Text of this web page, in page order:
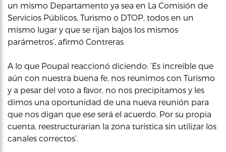
un mismo Departamento ya sea en La Comisión de
Servicios Públicos, Turismo o DTOP, todos en un
mismo lugar y que se rijan bajos los mismos
parámetros’, afirmó Contreras
A lo que Poupal reaccionó diciendo: ‘Es increíble que
aún con nuestra buena fe, nos reunimos con Turismo
y a pesar del voto a favor, no nos precipitamos y les
dimos una oportunidad de una nueva reunión para
que nos digan que ese será el acuerdo. Por su propia
cuenta, reestructurarían la zona turística sin utilizar los
canales correctos’.